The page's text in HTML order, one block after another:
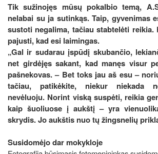
Tik sužinojęs mūsų pokalbio temą,
nelabai su ja sutinkąs. Taip, gyvenimas
sustoti negalima, tačiau stabtelėti reikia.
pajusti, kad esi laimingas.
„Gal ir sudarau įspūdį skubančio,
net girdėjęs sakant, kad manęs visur
pašnekovas. – Bet toks jau aš esu –
tačiau, patikėkite, niekur niekada
nevėluoju. Norint viską suspėti, reikia
kaip šuoliuose į aukštį – yra
skrydis. Jo aukštis nuo tų žingsnelių
Susidomėjo dar mokykloje